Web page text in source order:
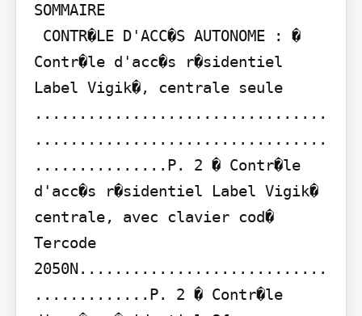
SOMMAIRE
Contr�le d'acc�s r�sidentiel
Label Vigik�, centrale seule
.................................
.................................
...............P. 2 � Contr�le
d'acc�s r�sidentiel Label Vigik�
centrale, avec clavier cod�
Tercode
2050N............................
.............P. 2 � Contr�le